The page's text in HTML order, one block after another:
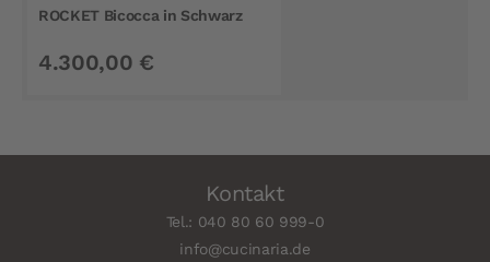
ROCKET Bicocca in Schwarz
4.300,00 €
Kontakt
Tel.: 040 80 60 999-0
info@cucinaria.de